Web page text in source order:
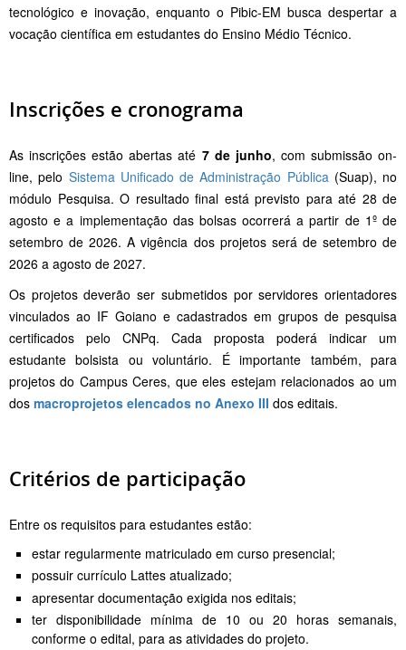
tecnológico e inovação, enquanto o Pibic-EM busca despertar a
vocação científica em estudantes do Ensino Médio Técnico.
Inscrições e cronograma
As inscrições estão abertas até 7 de junho, com submissão on-
line, pelo Sistema Unificado de Administração Pública(Suap), no
módulo Pesquisa. O resultado final está previsto para até 28 de
agosto e a implementação das bolsas ocorrerá a partir de 1º de
setembro de 2026. A vigência dos projetos será de setembro de
2026 a agosto de 2027.
Os projetos deverão ser submetidos por servidores orientadores
vinculados ao IF Goiano e cadastrados em grupos de pesquisa
certificados pelo CNPq. Cada proposta poderá indicar um
estudante bolsista ou voluntário. É importante também, para
projetos do Campus Ceres, que eles estejam relacionados ao um
dos macroprojetos elencados no Anexo III dos editais.
Critérios de participação
Entre os requisitos para estudantes estão:
estar regularmente matriculado em curso presencial;
possuir currículo Lattes atualizado;
apresentar documentação exigida nos editais;
ter disponibilidade mínima de 10 ou 20 horas semanais,
conforme o edital, para as atividades do projeto.